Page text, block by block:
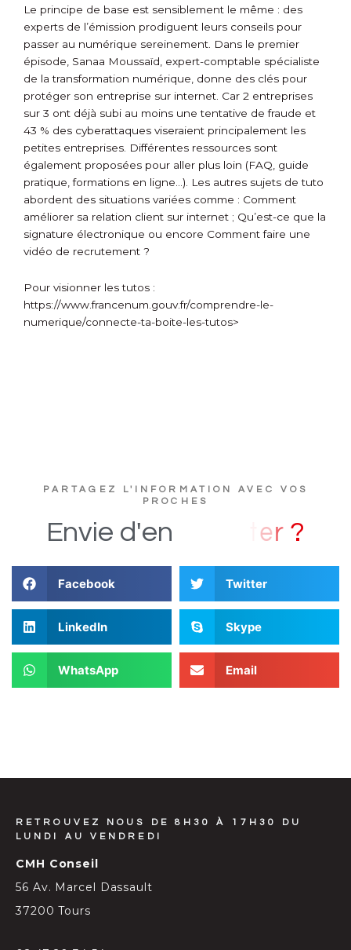
Le principe de base est sensiblement le même : des
experts de l’émission prodiguent leurs conseils pour
passer au numérique sereinement. Dans le premier
épisode, Sanaa Moussaïd, expert-comptable spécialiste
de la transformation numérique, donne des clés pour
protéger son entreprise sur internet. Car 2 entreprises
sur 3 ont déjà subi au moins une tentative de fraude et
43 % des cyberattaques viseraient principalement les
petites entreprises. Différentes ressources sont
également proposées pour aller plus loin (FAQ, guide
pratique, formations en ligne…). Les autres sujets de tuto
abordent des situations variées comme : Comment
améliorer sa relation client sur internet ; Qu’est-ce que la
signature électronique ou encore Comment faire une
vidéo de recrutement ?
Pour visionner les tutos :
https://www.francenum.gouv.fr/comprendre-le-
numerique/connecte-ta-boite-les-tutos>
PARTAGEZ L'INFORMATION AVEC VOS
PROCHES
Envie d'en ?
Facebook Twitter
LinkedIn Skype
WhatsApp Email
RETROUVEZ NOUS DE 8H30 À 17H30 DU
LUNDI AU VENDREDI
CMH Conseil
56 Av. Marcel Dassault
37200 Tours